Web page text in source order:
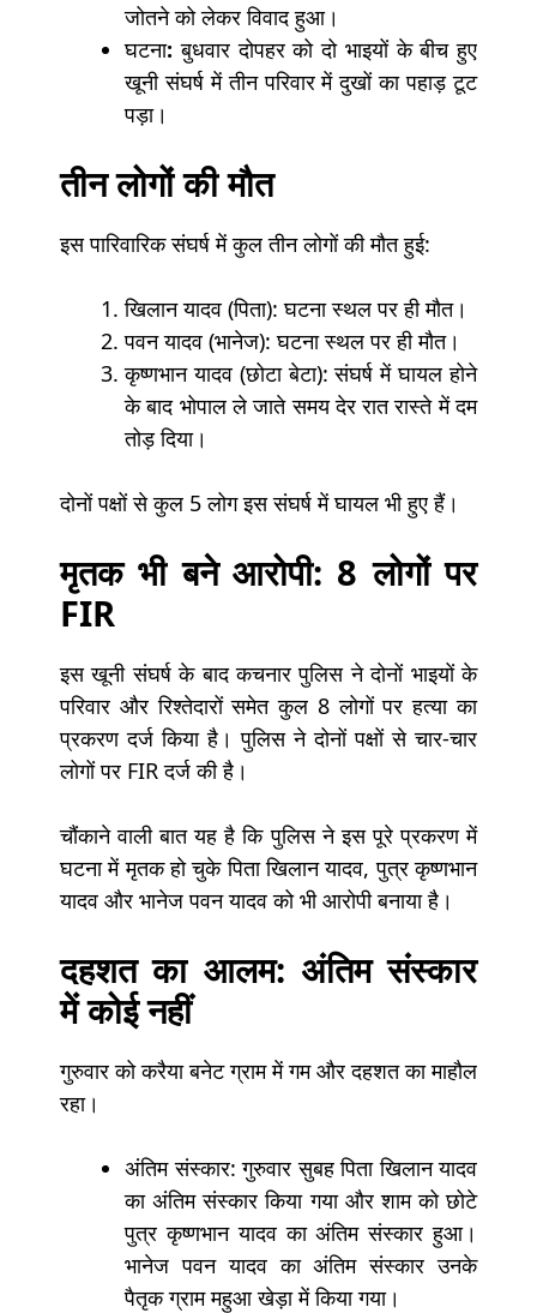
जोतने को लेकर विवाद हुआ।
घटना: बुधवार दोपहर को दो भाइयों के बीच हुए
खूनी संघर्ष में तीन परिवार में दुखों का पहाड़ टूट
पड़ा।
तीन लोगों की मौत
इस पारिवारिक संघर्ष में कुल तीन लोगों की मौत हुई:
खिलान यादव (पिता): घटना स्थल पर ही मौत।
पवन यादव (भानेज): घटना स्थल पर ही मौत।
कृष्णभान यादव (छोटा बेटा): संघर्ष में घायल होने
के बाद भोपाल ले जाते समय देर रात रास्ते में दम
तोड़ दिया।
दोनों पक्षों से कुल 5 लोग इस संघर्ष में घायल भी हुए हैं।
मृतक भी बने आरोपी: 8 लोगों पर
FIR
इस खूनी संघर्ष के बाद कचनार पुलिस ने दोनों भाइयों के
परिवार और रिश्तेदारों समेत कुल 8 लोगों पर हत्या का
प्रकरण दर्ज किया है। पुलिस ने दोनों पक्षों से चार-चार
लोगों पर FIR दर्ज की है।
चौंकाने वाली बात यह है कि पुलिस ने इस पूरे प्रकरण में
घटना में मृतक हो चुके पिता खिलान यादव, पुत्र कृष्णभान
यादव और भानेज पवन यादव को भी आरोपी बनाया है।
दहशत का आलम: अंतिम संस्कार
में कोई नहीं
गुरुवार को करैया बनेट ग्राम में गम और दहशत का माहौल
रहा।
अंतिम संस्कार: गुरुवार सुबह पिता खिलान यादव
का अंतिम संस्कार किया गया और शाम को छोटे
पुत्र कृष्णभान यादव का अंतिम संस्कार हुआ।
भानेज पवन यादव का अंतिम संस्कार उनके
पैतृक ग्राम महुआ खेड़ा में किया गया।